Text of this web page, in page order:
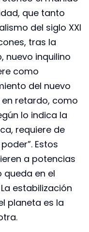
que tanto
del siglo XXI
tras la
nuevo inquilino
como
del nuevo
retardo, como
lo indica la
requiere de
Estos
a potencias
queda en el
estabilización
planeta es la